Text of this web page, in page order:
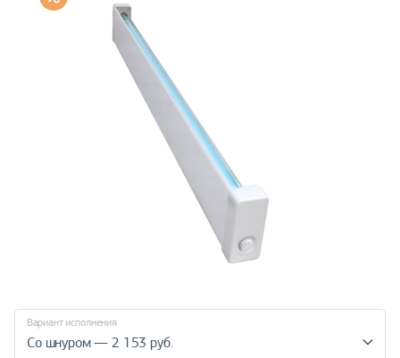
Вариант исполнения
Со шнуром — 2 153 руб.